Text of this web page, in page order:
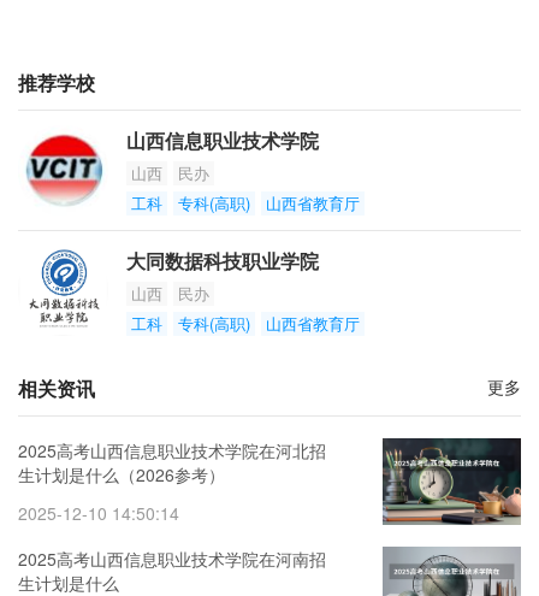
推荐学校
山西信息职业技术学院
山西
民办
工科
专科(高职) 山西省教育厅
大同数据科技职业学院
山西
民办
工科
专科(高职) 山西省教育厅
相关资讯 更多
2025高考山西信息职业技术学院在河北招
生计划是什么（2026参考）
2025-12-10 14:50:14
2025高考山西信息职业技术学院在河南招
生计划是什么